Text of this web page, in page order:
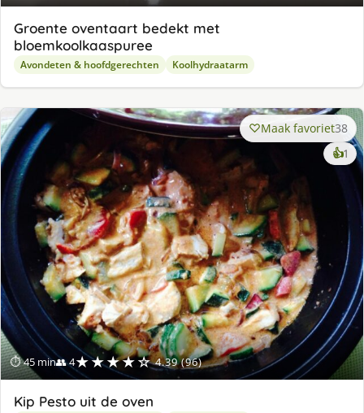
Groente oventaart bedekt met
bloemkoolkaaspuree
Avondeten & hoofdgerechten Koolhydraatarm
⏱ 45 min👥 4★★★★☆ 4.39 (96)
Maak favoriet38
👍1
Kip Pesto uit de oven